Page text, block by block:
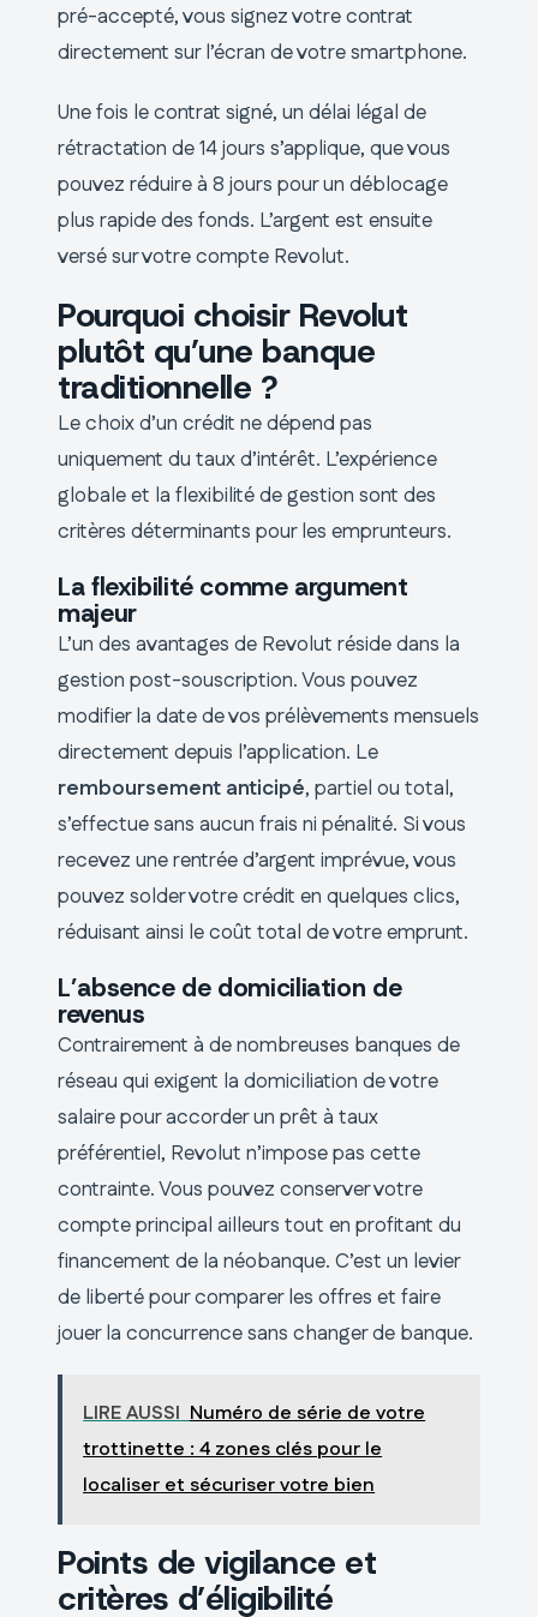
pré-accepté, vous signez votre contrat
directement sur l’écran de votre smartphone.
Une fois le contrat signé, un délai légal de
rétractation de 14 jours s’applique, que vous
pouvez réduire à 8 jours pour un déblocage
plus rapide des fonds. L’argent est ensuite
versé sur votre compte Revolut.
Pourquoi choisir Revolut
plutôt qu’une banque
traditionnelle ?
Le choix d’un crédit ne dépend pas
uniquement du taux d’intérêt. L’expérience
globale et la flexibilité de gestion sont des
critères déterminants pour les emprunteurs.
La flexibilité comme argument
majeur
L’un des avantages de Revolut réside dans la
gestion post-souscription. Vous pouvez
modifier la date de vos prélèvements mensuels
directement depuis l’application. Le
remboursement anticipé, partiel ou total,
s’effectue sans aucun frais ni pénalité. Si vous
recevez une rentrée d’argent imprévue, vous
pouvez solder votre crédit en quelques clics,
réduisant ainsi le coût total de votre emprunt.
L’absence de domiciliation de
revenus
Contrairement à de nombreuses banques de
réseau qui exigent la domiciliation de votre
salaire pour accorder un prêt à taux
préférentiel, Revolut n’impose pas cette
contrainte. Vous pouvez conserver votre
compte principal ailleurs tout en profitant du
financement de la néobanque. C’est un levier
de liberté pour comparer les offres et faire
jouer la concurrence sans changer de banque.
LIRE AUSSI Numéro de série de votre
trottinette : 4 zones clés pour le
localiser et sécuriser votre bien
Points de vigilance et
critères d’éligibilité